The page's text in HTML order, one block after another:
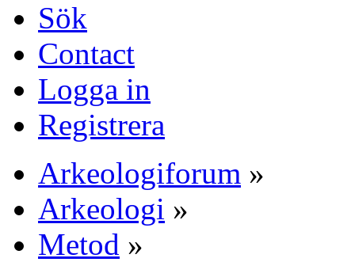
Sök
Contact
Logga in
Registrera
Arkeologiforum »
Arkeologi »
Metod »